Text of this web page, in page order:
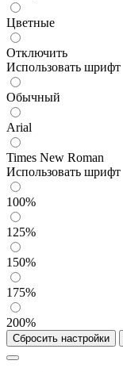
Цветные
Отключить
Использовать шрифт
Обычный
Arial
Times New Roman
Использовать шрифт
100%
125%
150%
175%
200%
Сбросить настройки